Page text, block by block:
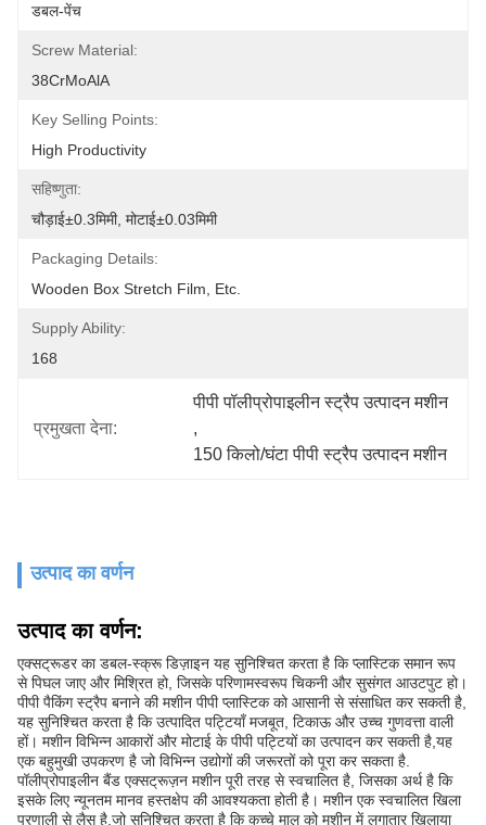
डबल-पेंच
Screw Material:
38CrMoAlA
Key Selling Points:
High Productivity
सहिष्णुता:
चौड़ाई±0.3मिमी, मोटाई±0.03मिमी
Packaging Details:
Wooden Box Stretch Film, Etc.
Supply Ability:
168
प्रमुखता देना:
पीपी पॉलीप्रोपाइलीन स्ट्रैप उत्पादन मशीन
,
150 किलो/घंटा पीपी स्ट्रैप उत्पादन मशीन
उत्पाद का वर्णन
उत्पाद का वर्णन:
एक्सट्रूडर का डबल-स्क्रू डिज़ाइन यह सुनिश्चित करता है कि प्लास्टिक समान रूप
से पिघल जाए और मिश्रित हो, जिसके परिणामस्वरूप चिकनी और सुसंगत आउटपुट हो।
पीपी पैकिंग स्ट्रैप बनाने की मशीन पीपी प्लास्टिक को आसानी से संसाधित कर सकती है,
यह सुनिश्चित करता है कि उत्पादित पट्टियाँ मजबूत, टिकाऊ और उच्च गुणवत्ता वाली
हों। मशीन विभिन्न आकारों और मोटाई के पीपी पट्टियों का उत्पादन कर सकती है,यह
एक बहुमुखी उपकरण है जो विभिन्न उद्योगों की जरूरतों को पूरा कर सकता है.
पॉलीप्रोपाइलीन बैंड एक्सट्रूज़न मशीन पूरी तरह से स्वचालित है, जिसका अर्थ है कि
इसके लिए न्यूनतम मानव हस्तक्षेप की आवश्यकता होती है। मशीन एक स्वचालित खिला
प्रणाली से लैस है,जो सुनिश्चित करता है कि कच्चे माल को मशीन में लगातार खिलाया